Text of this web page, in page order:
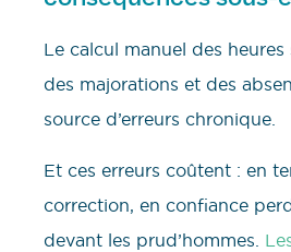
Le calcul manuel des
des majorations et des
source d’erreurs chronique.
Et ces erreurs coûtent : en
correction, en confiance
devant les prud’hommes.